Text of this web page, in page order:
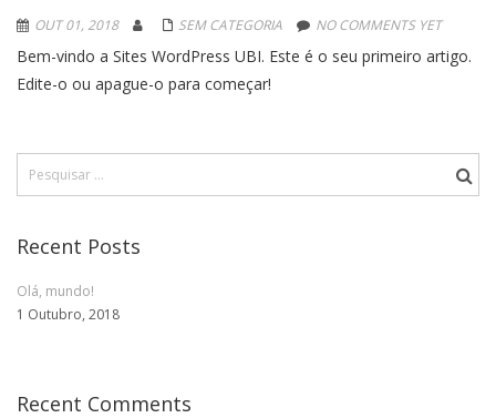
OUT 01, 2018 SEM CATEGORIA NO COMMENTS YET
Bem-vindo a Sites WordPress UBI. Este é o seu primeiro artigo.
Edite-o ou apague-o para começar!
Recent Posts
Olá, mundo!
1 Outubro, 2018
Recent Comments